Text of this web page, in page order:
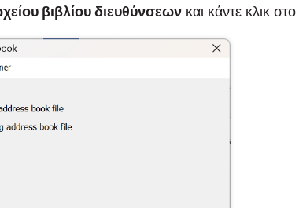
βιβλίου διευθύνσεων και κάντε κλικ στο